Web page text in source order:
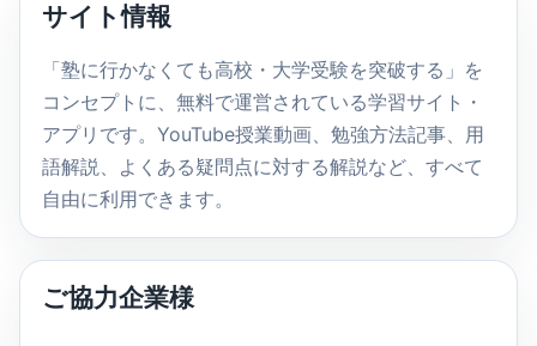
検
索
サイト情報
「塾に行かなくても高校・大学受験を突破する」を
コンセプトに、無料で運営されている学習サイト・
アプリです。YouTube授業動画、勉強方法記事、用
語解説、よくある疑問点に対する解説など、すべて
自由に利用できます。
ご協力企業様